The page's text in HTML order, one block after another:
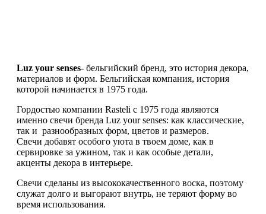
Luz your senses- бельгийский бренд, это история декора,
материалов и форм. Бельгийская компания, история
которой начинается в 1975 года.
Гордостью компании Rasteli c 1975 года являются
именно свечи бренда Luz your senses: как классические,
так и разнообразных форм, цветов и размеров.
Свечи добавят особого уюта в твоем доме, как в
сервировке за ужином, так и как особые детали,
акценты декора в интерьере.
Свечи сделаны из высококачественного воска, поэтому
служат долго и выгорают внутрь, не теряют форму во
время использования.